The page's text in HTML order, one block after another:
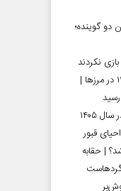
دو گوینده؛
آغاز رسمی برنامه‌های اربعین ۱۴۰۵ در مرز‌ها |
قیمت قبر در بهشت زهرا (س) در سال ۱۴۰۵
قبور
| حقابه